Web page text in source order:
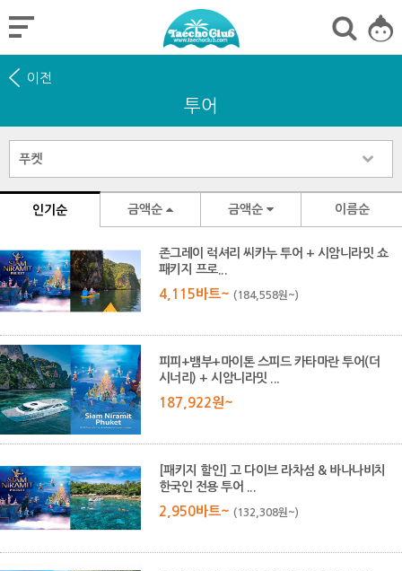
이전
투어
인기순 금액순 금액순 이름순
존그레이 럭셔리 씨카누 투어 + 시암니라밋 쇼
패키지 프로...
4,115바트~ (184,558원~)
피피+뱀부+마이톤 스피드 카타마란 투어(더
시너리) + 시암니라밋 ...
187,922원~
[패키지 할인] 고 다이브 라차섬 & 바나나비치
한국인 전용 투어 ...
2,950바트~ (132,308원~)